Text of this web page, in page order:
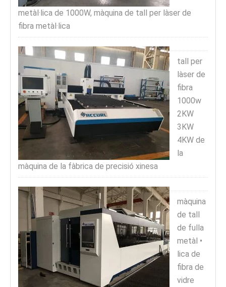
metàl·lica de 1000W, màquina de tall per làser de
fibra metàl·lica
tall per
làser de
fibra
1000w
2KW
3KW
4KW de
la
màquina de la fàbrica de precisió xinesa
màquina
de tall
de fulla
metàl •
lica de
fibra de
vidre